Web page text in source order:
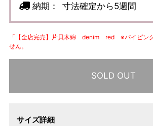
納期： 寸法確定から5週間
「【全店完売】片貝木綿 denim red ※パイピン
せん。
SOLD OUT
サイズ詳細